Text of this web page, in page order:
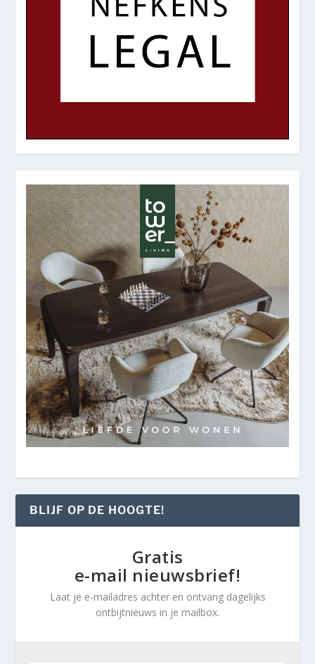
BLIJF OP DE HOOGTE!
Gratis
e-mail nieuwsbrief!
Laat je e-mailadres achter en ontvang dagelijks
ontbijtnieuws in je mailbox.